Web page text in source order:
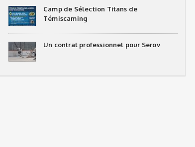
Camp de Sélection Titans de
Témiscaming
Un contrat professionnel pour Serov